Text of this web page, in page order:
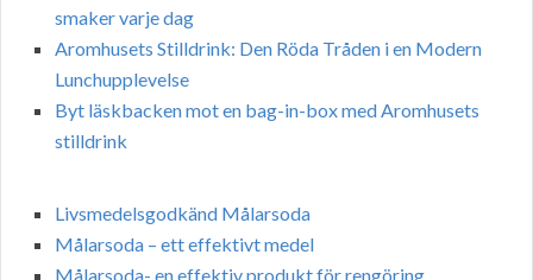
smaker varje dag
Aromhusets Stilldrink: Den Röda Tråden i en Modern
Lunchupplevelse
Byt läskbacken mot en bag-in-box med Aromhusets
stilldrink
Livsmedelsgodkänd Målarsoda
Målarsoda – ett effektivt medel
Målarsoda- en effektiv produkt för rengöring